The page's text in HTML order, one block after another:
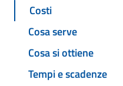
Costi
Cosa serve
Cosa si ottiene
Tempi e scadenze